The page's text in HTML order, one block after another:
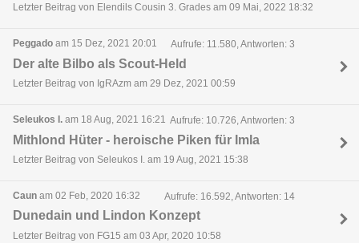
Letzter Beitrag von Elendils Cousin 3. Grades am 09 Mai, 2022 18:32
Peggado am 15 Dez, 2021 20:01 Aufrufe: 11.580, Antworten: 3
Der alte Bilbo als Scout-Held
Letzter Beitrag von IgRAzm am 29 Dez, 2021 00:59
Seleukos I. am 18 Aug, 2021 16:21 Aufrufe: 10.726, Antworten: 3
Mithlond Hüter - heroische Piken für Imla
Letzter Beitrag von Seleukos I. am 19 Aug, 2021 15:38
Caun am 02 Feb, 2020 16:32 Aufrufe: 16.592, Antworten: 14
Dunedain und Lindon Konzept
Letzter Beitrag von FG15 am 03 Apr, 2020 10:58